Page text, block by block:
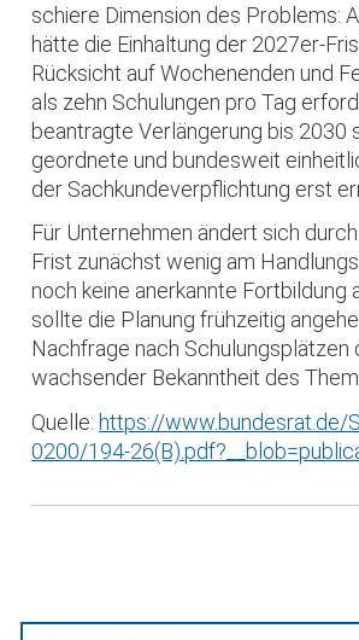
schiere Dimension des Problems:
hätte die Einhaltung der 2027er-
Rücksicht auf Wochenenden und
als zehn Schulungen pro Tag
beantragte Verlängerung bis 2030
geordnete und bundesweit
der Sachkundeverpflichtung erst
Für Unternehmen ändert sich
Frist zunächst wenig am
noch keine anerkannte Fortbildung
sollte die Planung frühzeitig
Nachfrage nach Schulungsplätzen
wachsender Bekanntheit des
Quelle:https://www.bundesrat.de/
0200/194-